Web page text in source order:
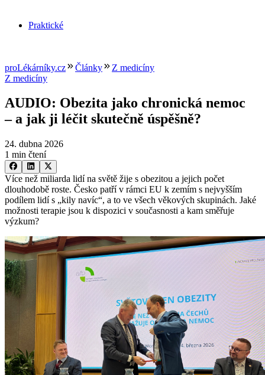
Praktické
proLékárníky.cz Články
Z medicíny
Z medicíny
AUDIO: Obezita jako chronická nemoc
–⁠ a jak ji léčit skutečně úspěšně?
24. dubna 2026
1 min čtení
Více než miliarda lidí na světě žije s obezitou a jejich počet
dlouhodobě roste. Česko patří v rámci EU k zemím s nejvyšším
podílem lidí s „kily navíc“, a to ve všech věkových skupinách. Jaké
možnosti terapie jsou k dispozici v současnosti a kam směřuje
výzkum?